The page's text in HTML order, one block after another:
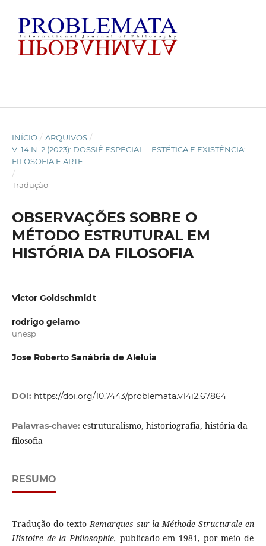
INÍCIO / ARQUIVOS /
V. 14 N. 2 (2023): DOSSIÊ ESPECIAL – ESTÉTICA E EXISTÊNCIA:
FILOSOFIA E ARTE
/
Tradução
OBSERVAÇÕES SOBRE O
MÉTODO ESTRUTURAL EM
HISTÓRIA DA FILOSOFIA
Victor Goldschmidt
rodrigo gelamo
unesp
Jose Roberto Sanábria de Aleluia
DOI: https://doi.org/10.7443/problemata.v14i2.67864
Palavras-chave: estruturalismo, historiografia, história da
filosofia
RESUMO
Tradução do textoRemarques sur la Méthode Structurale en
Histoire de la Philosophie, publicado em 1981, por meio de